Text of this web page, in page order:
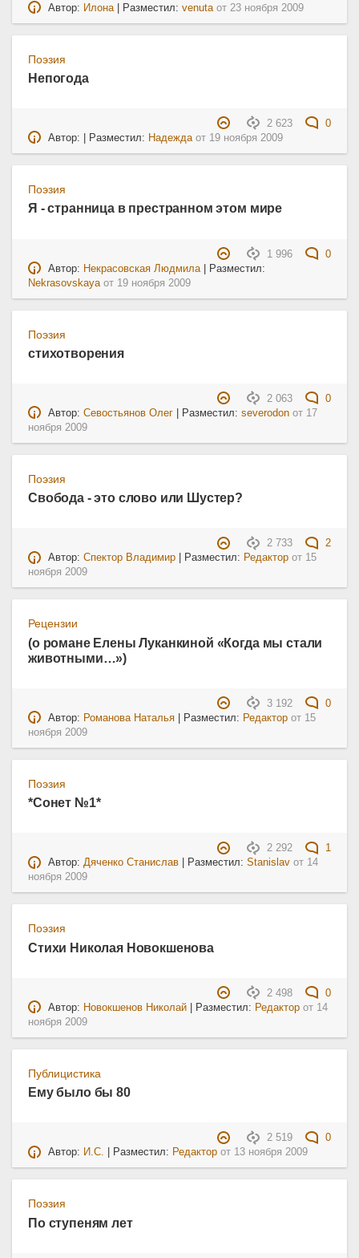
Автор: Илона | Разместил:venuta от 23 ноября 2009
Поэзия
Непогода
2 623
0
Автор: | Разместил: Надеждаот 19 ноября 2009
Поэзия
Я - странница в престранном этом мире
1 996
0
Автор: Некрасовская Людмила | Разместил:
Nekrasovskaya от 19 ноября 2009
Поэзия
стихотворения
2 063
0
Автор:Севостьянов Олег | Разместил:severodon от 17
ноября 2009
Поэзия
Свобода - это слово или Шустер?
2 733
2
Автор:Спектор Владимир | Разместил: Редактор от 15
ноября 2009
Рецензии
(о романе Елены Луканкиной «Когда мы стали
животными…»)
3 192
0
Автор: Романова Наталья | Разместил: Редактор от 15
ноября 2009
Поэзия
*Сонет №1*
2 292
1
Автор:Дяченко Станислав | Разместил:Stanislav от 14
ноября 2009
Поэзия
Стихи Николая Новокшенова
2 498
0
Автор: Новокшенов Николай | Разместил: Редактор от 14
ноября 2009
Публицистика
Ему было бы 80
2 519
0
Автор: И.С. | Разместил: Редактор от 13 ноября 2009
Поэзия
По ступеням лет